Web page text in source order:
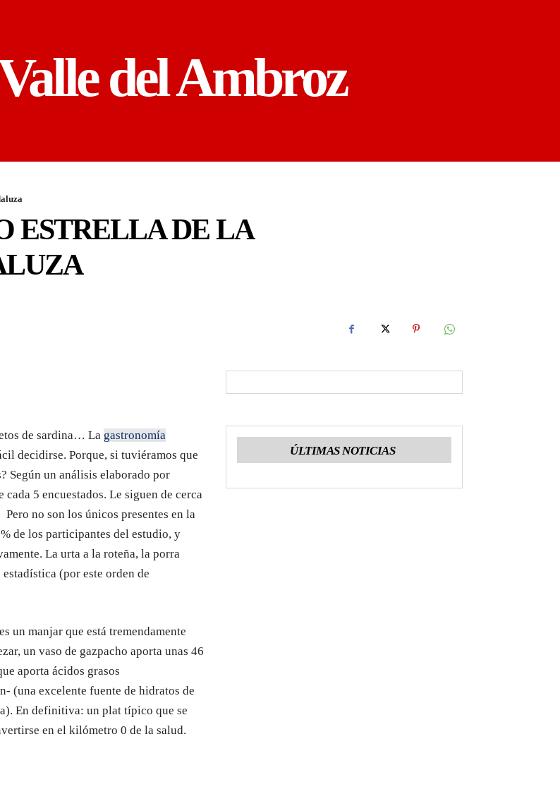
del Ambroz
ESTRELLA DE LA
de sardina… La gastronomía
decidirse. Porque, si tuviéramos que
Según un análisis elaborado por
5 encuestados. Le siguen de cerca
no son los únicos presentes en la
de los participantes del estudio, y
La urta a la roteña, la porra
(por este orden de
un manjar que está tremendamente
un vaso de gazpacho aporta unas 46
aporta ácidos grasos
(una excelente fuente de hidratos de
En definitiva: un plat típico que se
en el kilómetro 0 de la salud.
ÚLTIMAS NOTICIAS